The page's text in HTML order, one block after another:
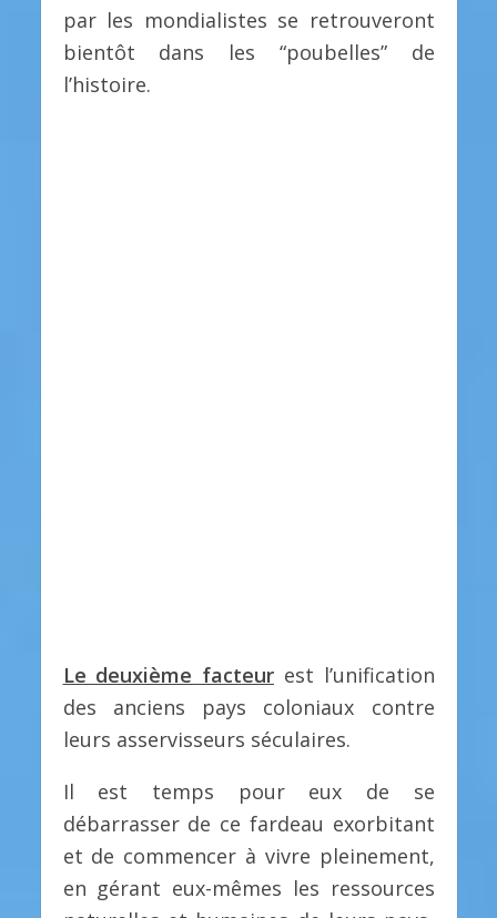
par les mondialistes se retrouveront
bientôt dans les “poubelles” de
l’histoire.
Le deuxième facteur est l’unification
des anciens pays coloniaux contre
leurs asservisseurs séculaires.
Il est temps pour eux de se
débarrasser de ce fardeau exorbitant
et de commencer à vivre pleinement,
en gérant eux-mêmes les ressources